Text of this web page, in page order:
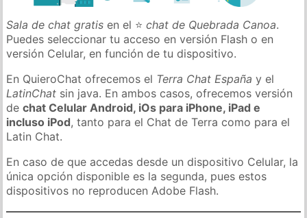
Sala de chat gratis en el ⭐chat de Quebrada Canoa.
Puedes seleccionar tu acceso en versión Flash o en
versión Celular, en función de tu dispositivo.
En QuieroChat ofrecemos el Terra Chat España y el
LatinChat sin java. En ambos casos, ofrecemos versión
dechat Celular Android, iOs para iPhone, iPad e
incluso iPod, tanto para el Chat de Terra como para el
Latin Chat.
En caso de que accedas desde un dispositivo Celular, la
única opción disponible es la segunda, pues estos
dispositivos no reproducen Adobe Flash.